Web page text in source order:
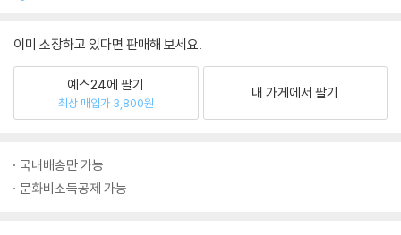
이미 소장하고 있다면 판매해 보세요.
예스24에 팔기
최상 매입가 3,800원
내 가게에서 팔기
국내배송만 가능
문화비소득공제 가능